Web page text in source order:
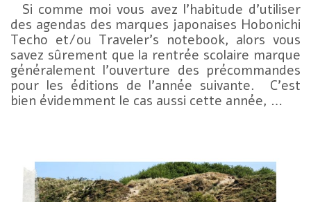
Si comme moi vous avez l’habitude d’utiliser
des agendas des marques japonaises Hobonichi
Techo et/ou Traveler’s notebook, alors vous
savez sûrement que la rentrée scolaire marque
généralement l’ouverture des précommandes
pour les éditions de l’année suivante. C’est
bien évidemment le cas aussi cette année, …